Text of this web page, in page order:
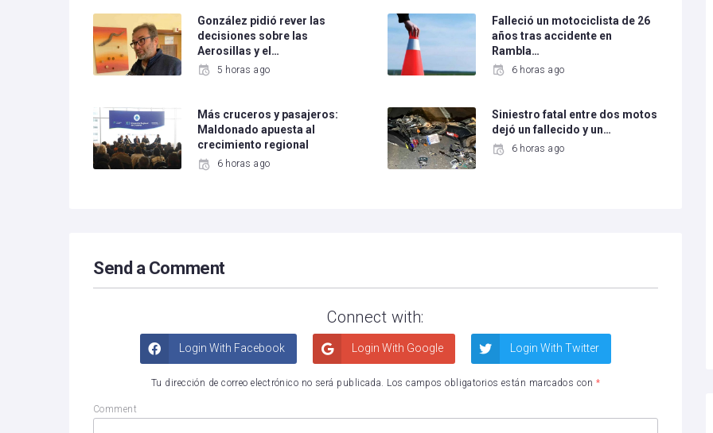
González pidió rever las
decisiones sobre las
Aerosillas y el…
5 horas ago
Falleció un motociclista de 26
años tras accidente en
Rambla…
6 horas ago
Más cruceros y pasajeros:
Maldonado apuesta al
crecimiento regional
6 horas ago
Siniestro fatal entre dos motos
dejó un fallecido y un…
6 horas ago
Send a Comment
Connect with:
Login With Facebook Login With Google Login With Twitter
Tu dirección de correo electrónico no será publicada. Los campos obligatorios están marcados con *
Comment